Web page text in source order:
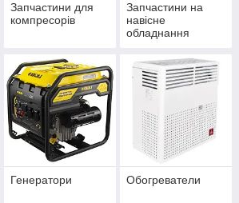
Запчастини для
компресорів
Запчастини на
навісне
обладнання
Генератори Обогреватели